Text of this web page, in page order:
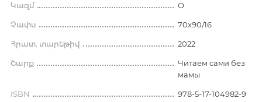
Կազմ О
Չափս 70x90/16
Հրատ. տարեթիվ 2022
Շարք
Читаем сами без
мамы
ISBN 978-5-17-104982-9